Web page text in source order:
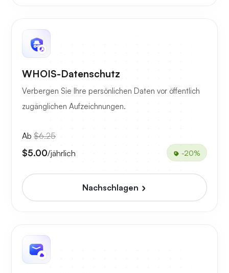
WHOIS-Datenschutz
Verbergen Sie Ihre persönlichen Daten vor öffentlich
zugänglichen Aufzeichnungen.
Ab $6.25
$5.00/jährlich -20%
Nachschlagen